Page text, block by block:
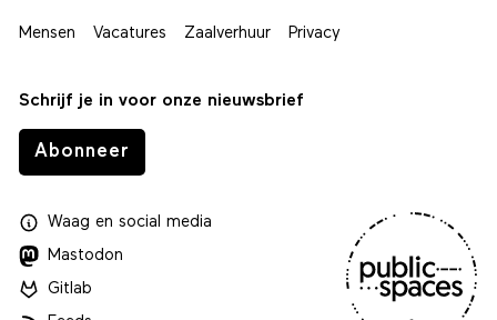
Mensen Vacatures Zaalverhuur Privacy
Schrijf je in voor onze nieuwsbrief
Abonneer
Waagen social media
Mastodon
Gitlab